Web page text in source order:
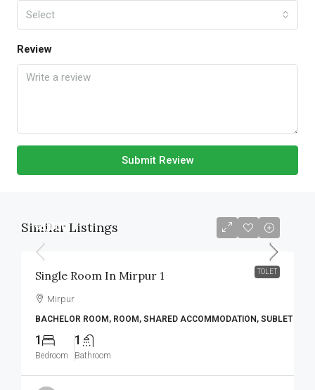
Select
Review
Submit Review
Similar Listings
TOLET
৳8,000
Single Room In Mirpur 1
Mirpur
BACHELOR ROOM, ROOM, SHARED ACCOMMODATION, SUBLET
1
Bedroom
1
Bathroom